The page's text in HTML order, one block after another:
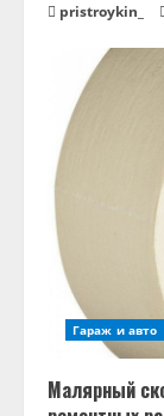
pristroykin_
Гараж и авто
Малярный